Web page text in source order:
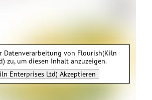
Datenverarbeitung von Flourish(Kiln
zu, um diesen Inhalt anzuzeigen.
Enterprises Ltd) Akzeptieren